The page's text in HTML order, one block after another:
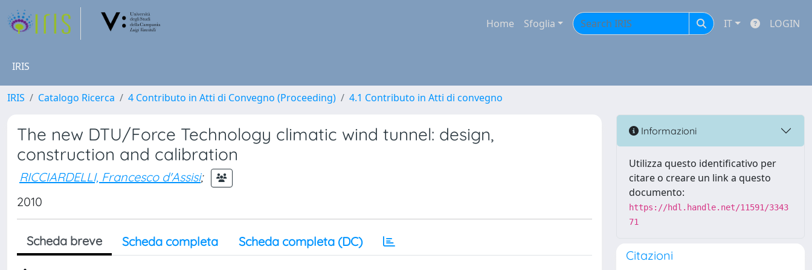
Home Sfoglia IT LOGIN
IRIS
IRIS Catalogo Ricerca 4 Contributo in Atti di Convegno (Proceeding) 4.1 Contributo in Atti di convegno
The new DTU/Force Technology climatic wind tunnel: design,
construction and calibration
RICCIARDELLI, Francesco d'Assisi;
2010
Scheda breve Scheda completa Scheda completa (DC)
Informazioni
Utilizza questo identificativo per
citare o creare un link a questo
documento:
https://hdl.handle.net/11591/3343
71
Citazioni